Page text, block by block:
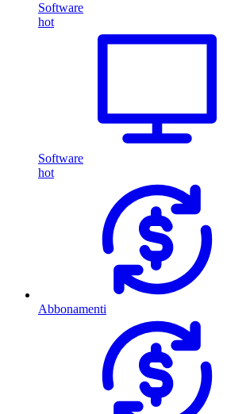
Software
hot
Software
hot
Abbonamenti